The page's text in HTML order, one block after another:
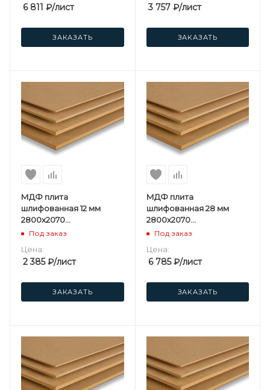
6 811 ₽/лист
ЗАКАЗАТЬ
3 757₽/лист
ЗАКАЗАТЬ
МДФ плита
шлифованная 12 мм
2800х2070
мм Kastamonu F
Под заказ
Цена:
2 385₽/лист
ЗАКАЗАТЬ
МДФ плита
шлифованная 28 мм
2800х2070
мм Kastamonu F
Под заказ
Цена:
6 785₽/лист
ЗАКАЗАТЬ